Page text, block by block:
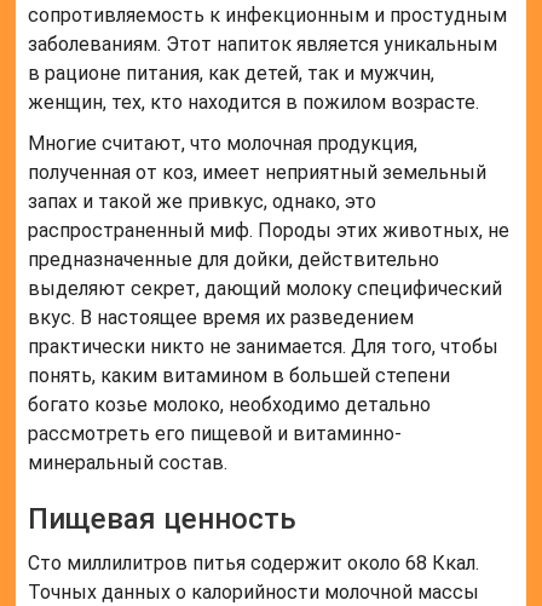
сопротивляемость к инфекционным и простудным
заболеваниям. Этот напиток является уникальным
в рационе питания, как детей, так и мужчин,
женщин, тех, кто находится в пожилом возрасте.
Многие считают, что молочная продукция,
полученная от коз, имеет неприятный земельный
запах и такой же привкус, однако, это
распространенный миф. Породы этих животных, не
предназначенные для дойки, действительно
выделяют секрет, дающий молоку специфический
вкус. В настоящее время их разведением
практически никто не занимается. Для того, чтобы
понять, каким витамином в большей степени
богато козье молоко, необходимо детально
рассмотреть его пищевой и витаминно-
минеральный состав.
Пищевая ценность
Сто миллилитров питья содержит около 68 Ккал.
Точных данных о калорийности молочной массы